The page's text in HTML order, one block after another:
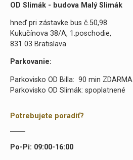
OD Slimák - budova Malý Slimák
hneď pri zástavke bus č.50,98
Kukučínova 38/A, 1.poschodie,
831 03 Bratislava
Parkovanie:
Parkovisko OD Billa: 90 min ZDARMA
Parkovisko OD Slimák: spoplatnené
Potrebujete poradiť?
Po-Pi: 09:00-16:00